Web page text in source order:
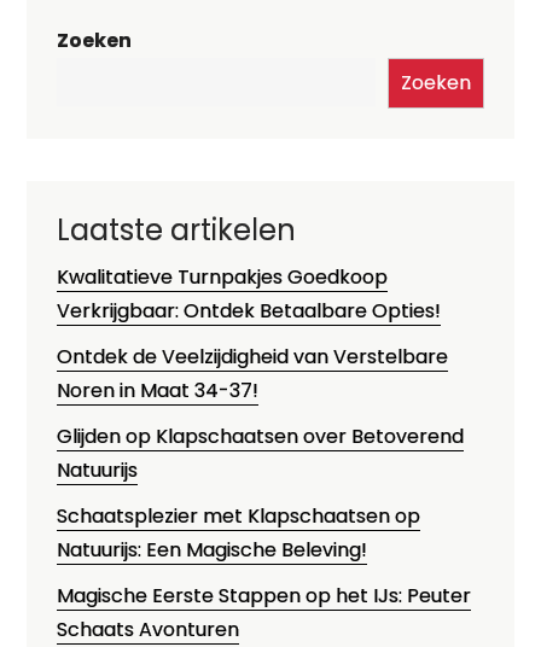
Zoeken
Zoeken
Laatste artikelen
Kwalitatieve Turnpakjes Goedkoop
Verkrijgbaar: Ontdek Betaalbare Opties!
Ontdek de Veelzijdigheid van Verstelbare
Noren in Maat 34-37!
Glijden op Klapschaatsen over Betoverend
Natuurijs
Schaatsplezier met Klapschaatsen op
Natuurijs: Een Magische Beleving!
Magische Eerste Stappen op het IJs: Peuter
Schaats Avonturen